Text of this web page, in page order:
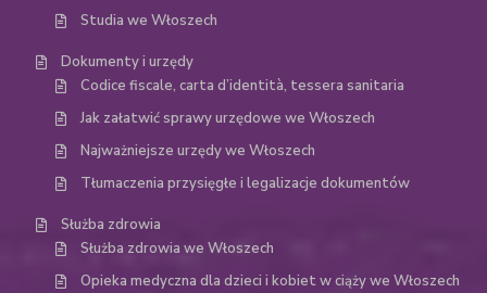
Studia we Włoszech
Dokumenty i urzędy
Codice fiscale, carta d’identità, tessera sanitaria
Jak załatwić sprawy urzędowe we Włoszech
Najważniejsze urzędy we Włoszech
Tłumaczenia przysięgłe i legalizacje dokumentów
Służba zdrowia
Służba zdrowia we Włoszech
Opieka medyczna dla dzieci i kobiet w ciąży we Włoszech